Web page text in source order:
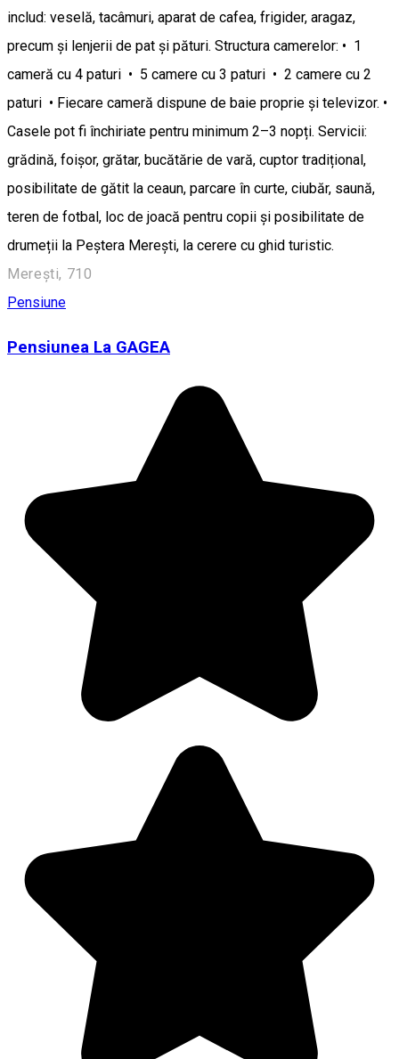
includ: veselă, tacâmuri, aparat de cafea, frigider, aragaz,
precum și lenjerii de pat și pături. Structura camerelor: • 1
cameră cu 4 paturi • 5 camere cu 3 paturi • 2 camere cu 2
paturi • Fiecare cameră dispune de baie proprie și televizor. •
Casele pot fi închiriate pentru minimum 2–3 nopți. Servicii:
grădină, foișor, grătar, bucătărie de vară, cuptor tradițional,
posibilitate de gătit la ceaun, parcare în curte, ciubăr, saună,
teren de fotbal, loc de joacă pentru copii și posibilitate de
drumeții la Peștera Merești, la cerere cu ghid turistic.
Merești, 710
Pensiune
Pensiunea La GAGEA